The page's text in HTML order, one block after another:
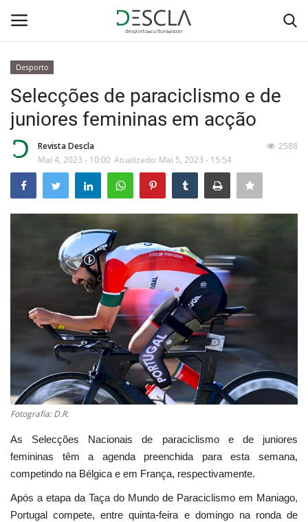
Home
...by Descla
Desporto
Sobre Nós
Estatuto Editorial
Saúde
Ficha técnica
Cultura
Lazer
Ambiente
Desporto
Selecções de paraciclismo e de
juniores femininas em acção
Revista Descla
Mai 4, 2023 - 10:00 Atualizado: Mai 5, 2023 - 15:54
2588
Fotografia: D.R.
As Selecções Nacionais de paraciclismo e de juniores
femininas têm a agenda preenchida para esta semana,
competindo na Bélgica e em França, respectivamente.
Após a etapa da Taça do Mundo de Paraciclismo em Maniago,
Portugal compete, entre quinta-feira e domingo na ronda de